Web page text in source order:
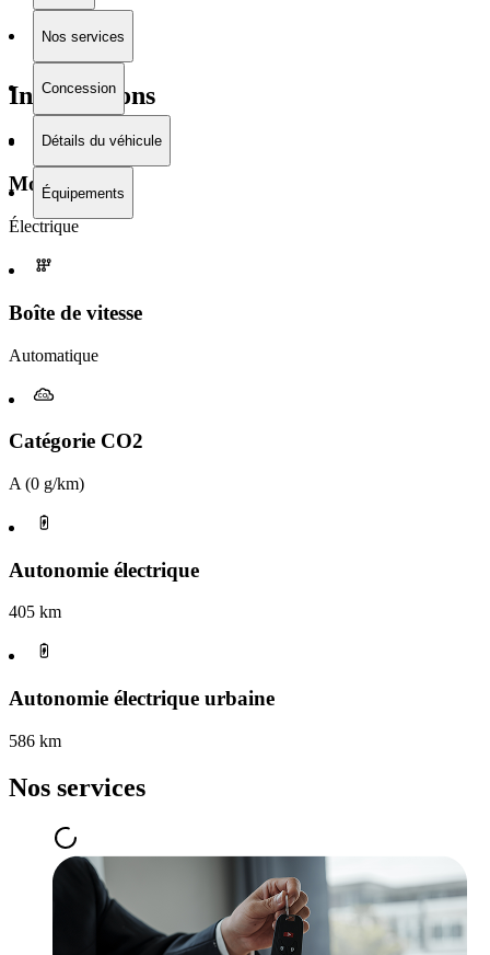
Nos services
Concession
Détails du véhicule
Équipements
Informations
Moteur
Électrique
Boîte de vitesse​
Automatique
Catégorie CO2
A (0 g/km)
Autonomie électrique
405 km
Autonomie électrique urbaine
586 km
Nos services